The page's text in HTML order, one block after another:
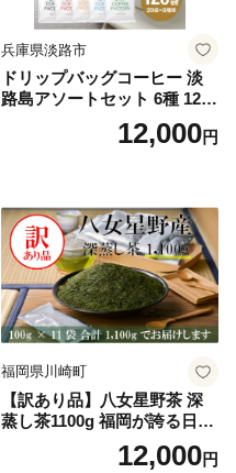
兵庫県淡路市
ドリップバッグコーヒー 淡
路島アソートセット 6種 120
袋 飲み比べ コーヒー
12,000円
福岡県川崎町
【訳あり品】八女星野茶 深
蒸し茶1100g 福岡が誇る日本
茶_ 訳アリ 常温 お茶 茶袋 常
備品 おちゃ ocha 茶葉 緑茶
12,000円